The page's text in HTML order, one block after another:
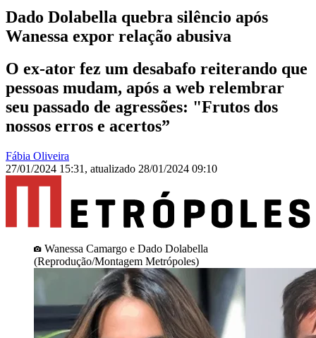
Dado Dolabella quebra silêncio após
Wanessa expor relação abusiva
O ex-ator fez um desabafo reiterando que
pessoas mudam, após a web relembrar
seu passado de agressões: "Frutos dos
nossos erros e acertos”
Fábia Oliveira
27/01/2024 15:31 , atualizado 28/01/2024 09:10
Wanessa Camargo e Dado Dolabella
(Reprodução/Montagem Metrópoles)